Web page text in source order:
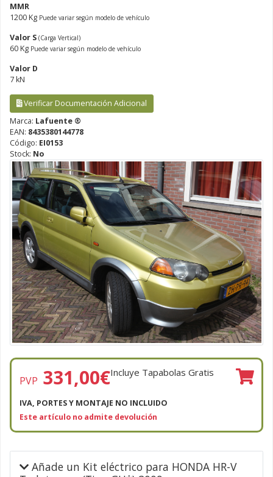
MMR
1200 Kg Puede variar según modelo de vehículo
Valor S (Carga Vertical)
60 Kg Puede variar según modelo de vehículo
Valor D
7 kN
Verificar Documentación Adicional
Marca: Lafuente ®
EAN: 8435380144778
Código: EI0153
Stock: No
PVP 331,00€Incluye Tapabolas Gratis
IVA, PORTES Y MONTAJE NO INCLUIDO
Este artículo no admite devolución
Añade un Kit eléctrico para HONDA HR-V